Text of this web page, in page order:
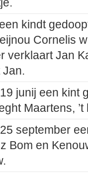
kindt
Cornelis
verklaart Jan
Jan.
junij een kint
Maartens,
september
Bom en